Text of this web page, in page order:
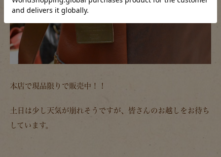
本店で現品限りで販売中！！
土日は少し天気が崩れそうですが、皆さんのお越しをお待ち
しています。